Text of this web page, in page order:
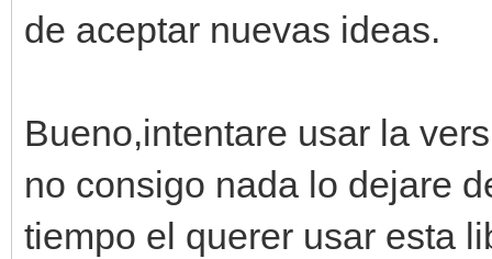
de aceptar nuevas ideas.
Bueno,intentare usar la
no consigo nada lo dejare
tiempo el querer usar esta